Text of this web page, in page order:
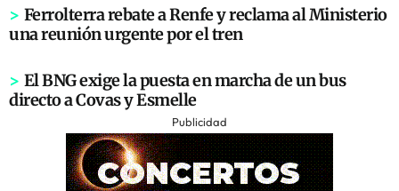
> Ferrolterra rebate a Renfe y reclama al Ministerio
una reunión urgente por el tren
> El BNG exige la puesta en marcha de un bus
directo a Covas y Esmelle
Publicidad